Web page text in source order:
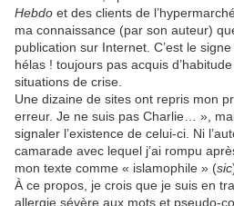
Hebdo et des clients de
ma connaissance (par son auteur)
publication sur Internet. C’est le
hélas ! toujours pas acquis
situations de crise.
Une dizaine de sites ont repris mon
erreur. Je ne suis pas Charlie… »,
signaler l’existence de celui-ci. Ni
camarade avec lequel j’ai rompu
mon texte comme « islamophile » (sic
À ce propos, je crois que je suis en
allergie sévère aux mots et pseudo-